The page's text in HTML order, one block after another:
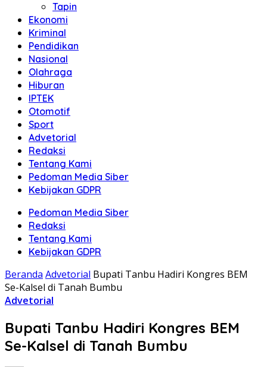
Tapin
Ekonomi
Kriminal
Pendidikan
Nasional
Olahraga
Hiburan
IPTEK
Otomotif
Sport
Advetorial
Redaksi
Tentang Kami
Pedoman Media Siber
Kebijakan GDPR
Pedoman Media Siber
Redaksi
Tentang Kami
Kebijakan GDPR
Beranda Advetorial Bupati Tanbu Hadiri Kongres BEM
Se-Kalsel di Tanah Bumbu
Advetorial
Bupati Tanbu Hadiri Kongres BEM
Se-Kalsel di Tanah Bumbu